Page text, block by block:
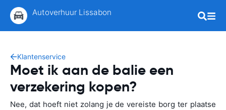
Autoverhuur Lissabon
Klantenservice
Moet ik aan de balie een
verzekering kopen?
Nee, dat hoeft niet zolang je de vereiste borg ter plaatse